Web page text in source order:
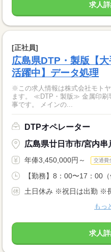
求人
[正社員]
広島県DTP・製版【
活躍中】データ処理
※この求人情報は株式会社モト
ます。 ≪DTP・製版≫ 金属印刷専門の印刷会社でDTP・製版のお仕
事です。 メインの...
DTPオペレーター
広島県廿日市市/宮内串
年俸3,450,000円～ 交通費
【勤務】8：00〜17：00
土日休み ※祝日は出勤 ※
もっ
求人